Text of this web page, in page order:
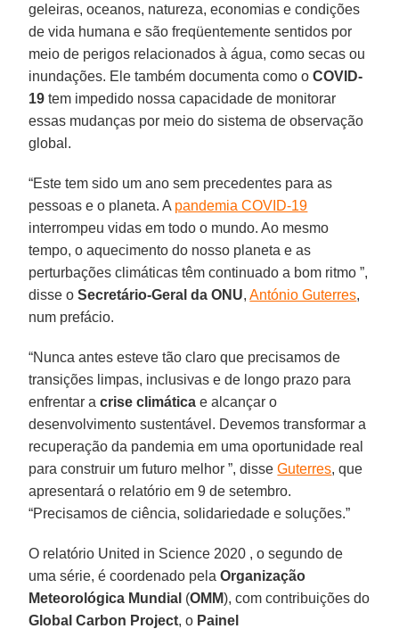
geleiras, oceanos, natureza, economias e condições
de vida humana e são freqüentemente sentidos por
meio de perigos relacionados à água, como secas ou
inundações. Ele também documenta como oCOVID-
19 tem impedido nossa capacidade de monitorar
essas mudanças por meio do sistema de observação
global.
“Este tem sido um ano sem precedentes para as
pessoas e o planeta. A pandemia COVID-19
interrompeu vidas em todo o mundo. Ao mesmo
tempo, o aquecimento do nosso planeta e as
perturbações climáticas têm continuado a bom ritmo ”,
disse oSecretário-Geral da ONU,António Guterres,
num prefácio.
“Nunca antes esteve tão claro que precisamos de
transições limpas, inclusivas e de longo prazo para
enfrentar acrise climática e alcançar o
desenvolvimento sustentável. Devemos transformar a
recuperação da pandemia em uma oportunidade real
para construir um futuro melhor ”, disseGuterres, que
apresentará o relatório em 9 de setembro.
“Precisamos de ciência, solidariedade e soluções.”
O relatório United in Science 2020 , o segundo de
uma série, é coordenado pelaOrganização
Meteorológica Mundial (OMM), com contribuições do
Global Carbon Project, o Painel